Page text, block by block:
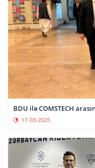
BDU ilə COMSTECH
17-03-2025